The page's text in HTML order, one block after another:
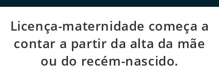
Licença-maternidade começa a
contar a partir da alta da mãe
ou do recém-nascido.